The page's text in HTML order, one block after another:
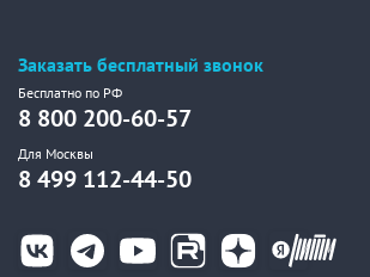
Заказать бесплатный звонок
Бесплатно по РФ
8 800 200-60-57
Для Москвы
8 499 112-44-50